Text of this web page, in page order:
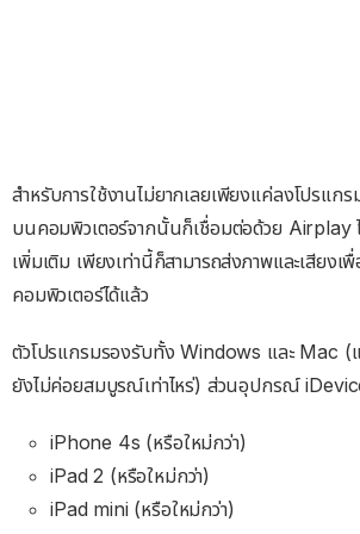
สำหรับการใช้งานไม่ยากเลยเพียงแค่ลงโปรแกร
บนคอมพิวเตอร์จากนั้นก็เชื่อมต่อด้วย Airplay
เพิ่มเติม เพียงเท่านี้ก็สามารถส่งภาพและเสียงเ
คอมพิวเตอร์ได้แล้ว
ตัวโปรแกรมรองรับทั้ง Windows และ Mac (
ยังไม่ค่อยสมบูรณ์เท่าไหร่) ส่วนอุปกรณ์
iPhone 4s (หรือใหม่กว่า)
iPad 2 (หรือใหม่กว่า)
iPad mini (หรือใหม่กว่า)